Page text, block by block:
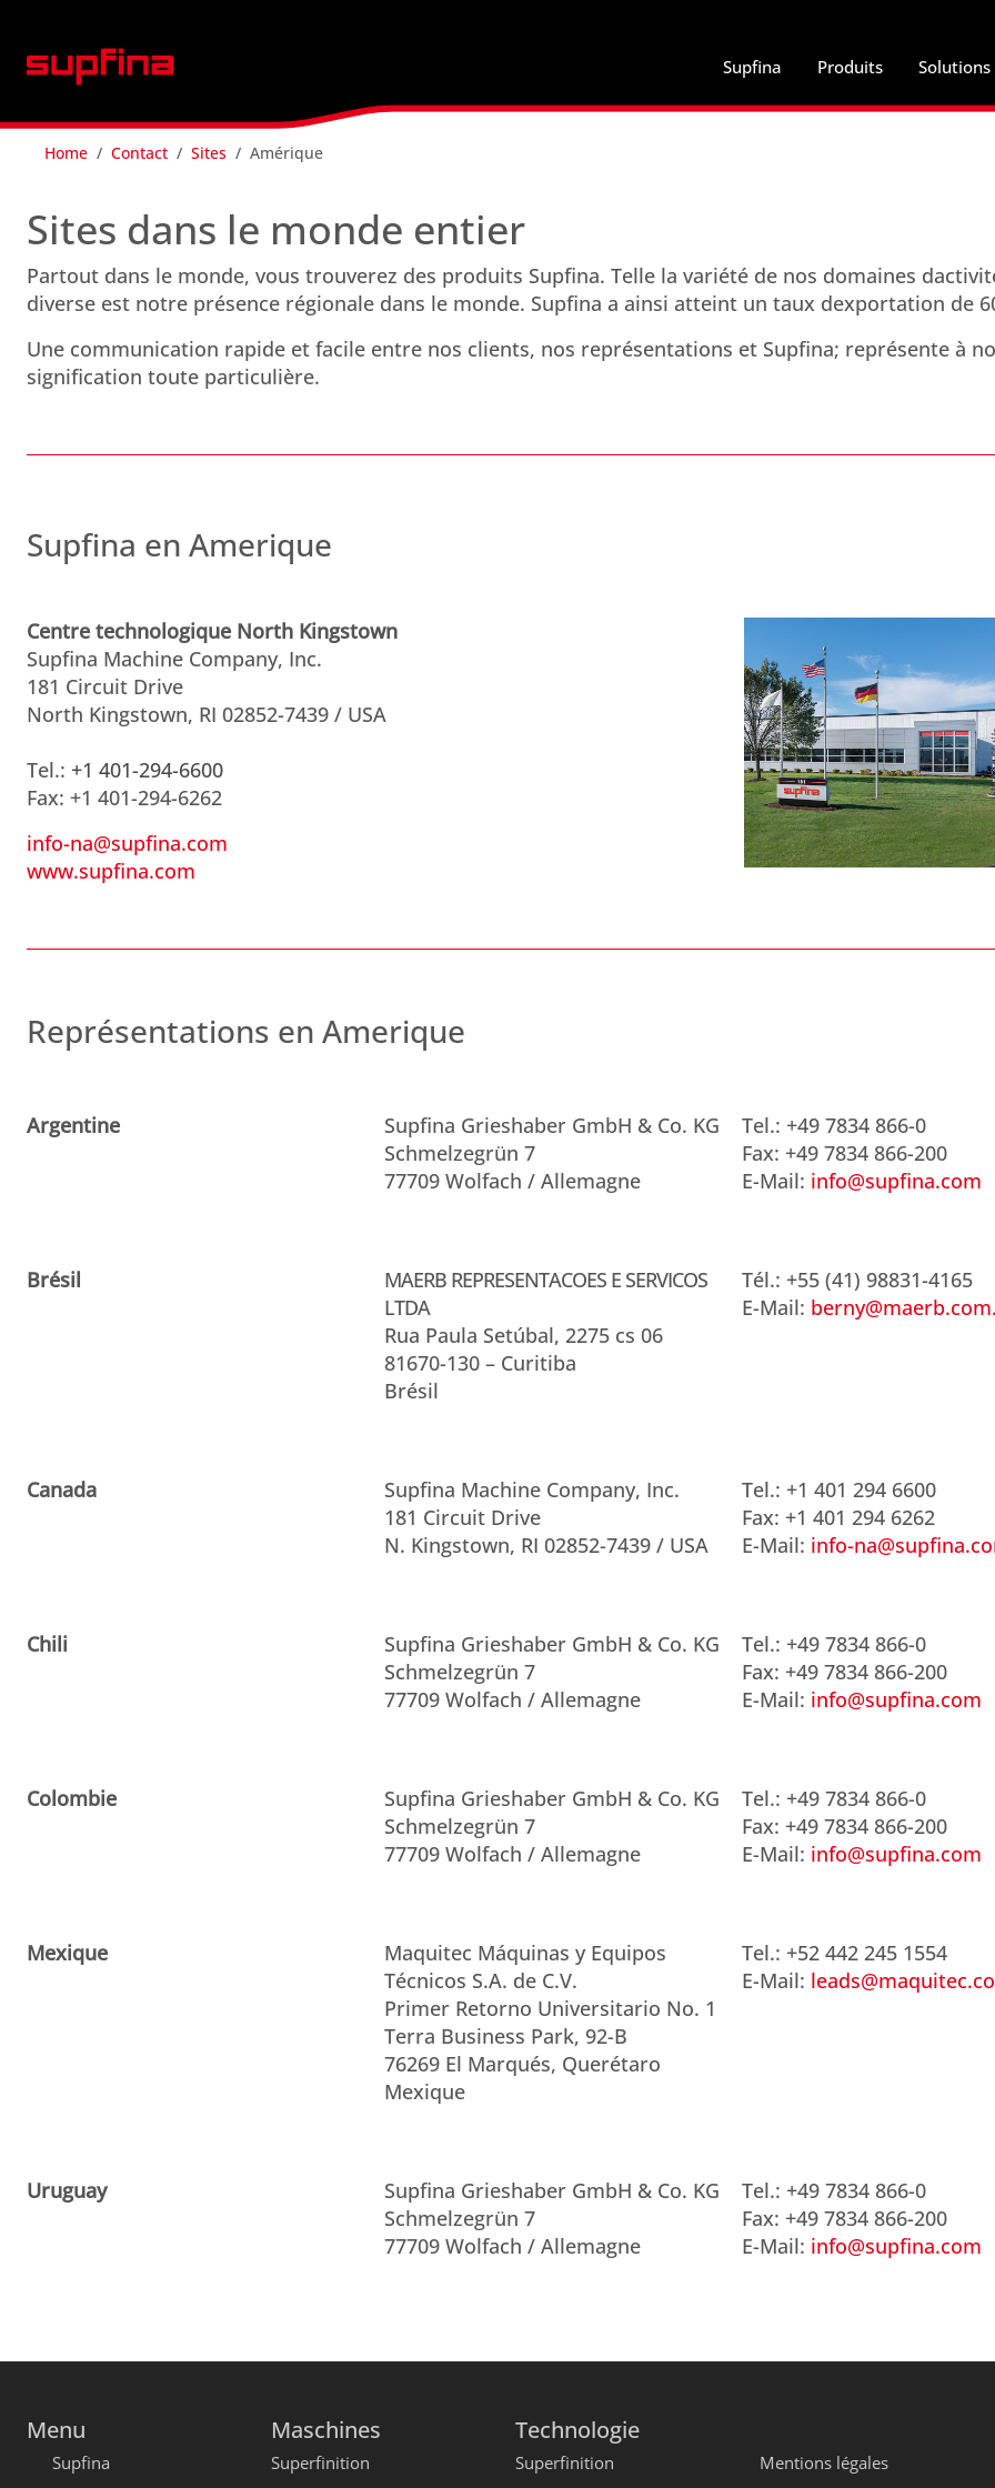
Supfina Produits Solutions
Home Contact Sites Amérique
Sites dans le monde entier
Partout dans le monde, vous trouverez des produits Supfina. Telle la variété de nos domaines
diverse est notre présence régionale dans le monde. Supfina a ainsi atteint un taux dexportation de
Une communication rapide et facile entre nos clients, nos représentations et Supfina; représente à
signification toute particulière.
Supfina en Amerique
Centre technologique North Kingstown
Supfina Machine Company, Inc.
181 Circuit Drive
North Kingstown, RI 02852-7439 / USA
Tel.: +1 401-294-6600
Fax: +1 401-294-6262
info-na@supfina.com
www.supfina.com
Représentations en Amerique
Argentine
Supfina Grieshaber GmbH & Co. KG
Schmelzegrün 7
77709 Wolfach / Allemagne
Tel.: +49 7834 866-0
Fax: +49 7834 866-200
E-Mail: info@supfina.com
Brésil
MAERB REPRESENTACOES E SERVICOS
LTDA
Rua Paula Setúbal, 2275 cs 06
81670-130 – Curitiba
Brésil
Tél.: +55 (41) 98831-4165
E-Mail:
Canada
Supfina Machine Company, Inc.
181 Circuit Drive
N. Kingstown, RI 02852-7439 / USA
Tel.: +1 401 294 6600
Fax: +1 401 294 6262
E-Mail: info-
Chili
Supfina Grieshaber GmbH & Co. KG
Schmelzegrün 7
77709 Wolfach / Allemagne
Tel.: +49 7834 866-0
Fax: +49 7834 866-200
E-Mail: info@supfina.com
Colombie
Supfina Grieshaber GmbH & Co. KG
Schmelzegrün 7
77709 Wolfach / Allemagne
Tel.: +49 7834 866-0
Fax: +49 7834 866-200
E-Mail: info@supfina.com
Mexique
Maquitec Máquinas y Equipos
Técnicos S.A. de C.V.
Primer Retorno Universitario No. 1
Terra Business Park, 92-B
76269 El Marqués, Querétaro
Mexique
Tel.: +52 442 245 1554
E-Mail:
Uruguay
Supfina Grieshaber GmbH & Co. KG
Schmelzegrün 7
77709 Wolfach / Allemagne
Tel.: +49 7834 866-0
Fax: +49 7834 866-200
E-Mail: info@supfina.com
Menu
Supfina
Maschines
Superfinition
Technologie
Superfinition Mentions légales